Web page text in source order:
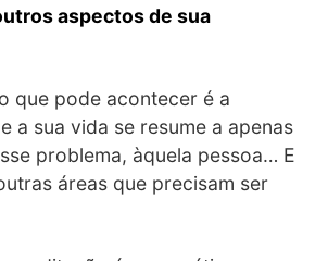
aspectos de sua
que pode acontecer é a
a sua vida se resume a apenas
problema, àquela pessoa… E
áreas que precisam ser